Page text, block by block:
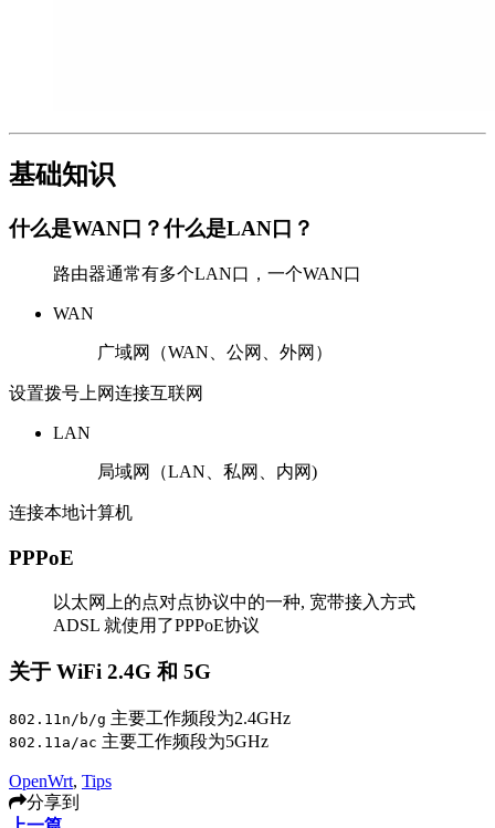
基础知识
什么是WAN口？什么是LAN口？
路由器通常有多个LAN口，一个WAN口
WAN
广域网（WAN、公网、外网）
设置拨号上网连接互联网
LAN
局域网（LAN、私网、内网)
连接本地计算机
PPPoE
以太网上的点对点协议中的一种, 宽带接入方式
ADSL 就使用了PPPoE协议
关于 WiFi 2.4G 和 5G
802.11n/b/g 主要工作频段为2.4GHz
802.11a/ac 主要工作频段为5GHz
OpenWrt, Tips
分享到